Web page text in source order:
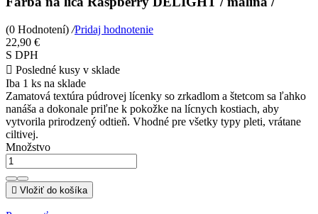
(0 Hodnotení) /Pridaj hodnotenie
22,90 €
S DPH
 Posledné kusy v sklade
Iba 1 ks na sklade
Zamatová textúra púdrovej lícenky so zrkadlom a štetcom sa ľahko
nanáša a dokonale priľne k pokožke na lícnych kostiach, aby
vytvorila prirodzený odtieň. Vhodné pre všetky typy pleti, vrátane
ciltivej.
Množstvo
 Vložiť do košíka